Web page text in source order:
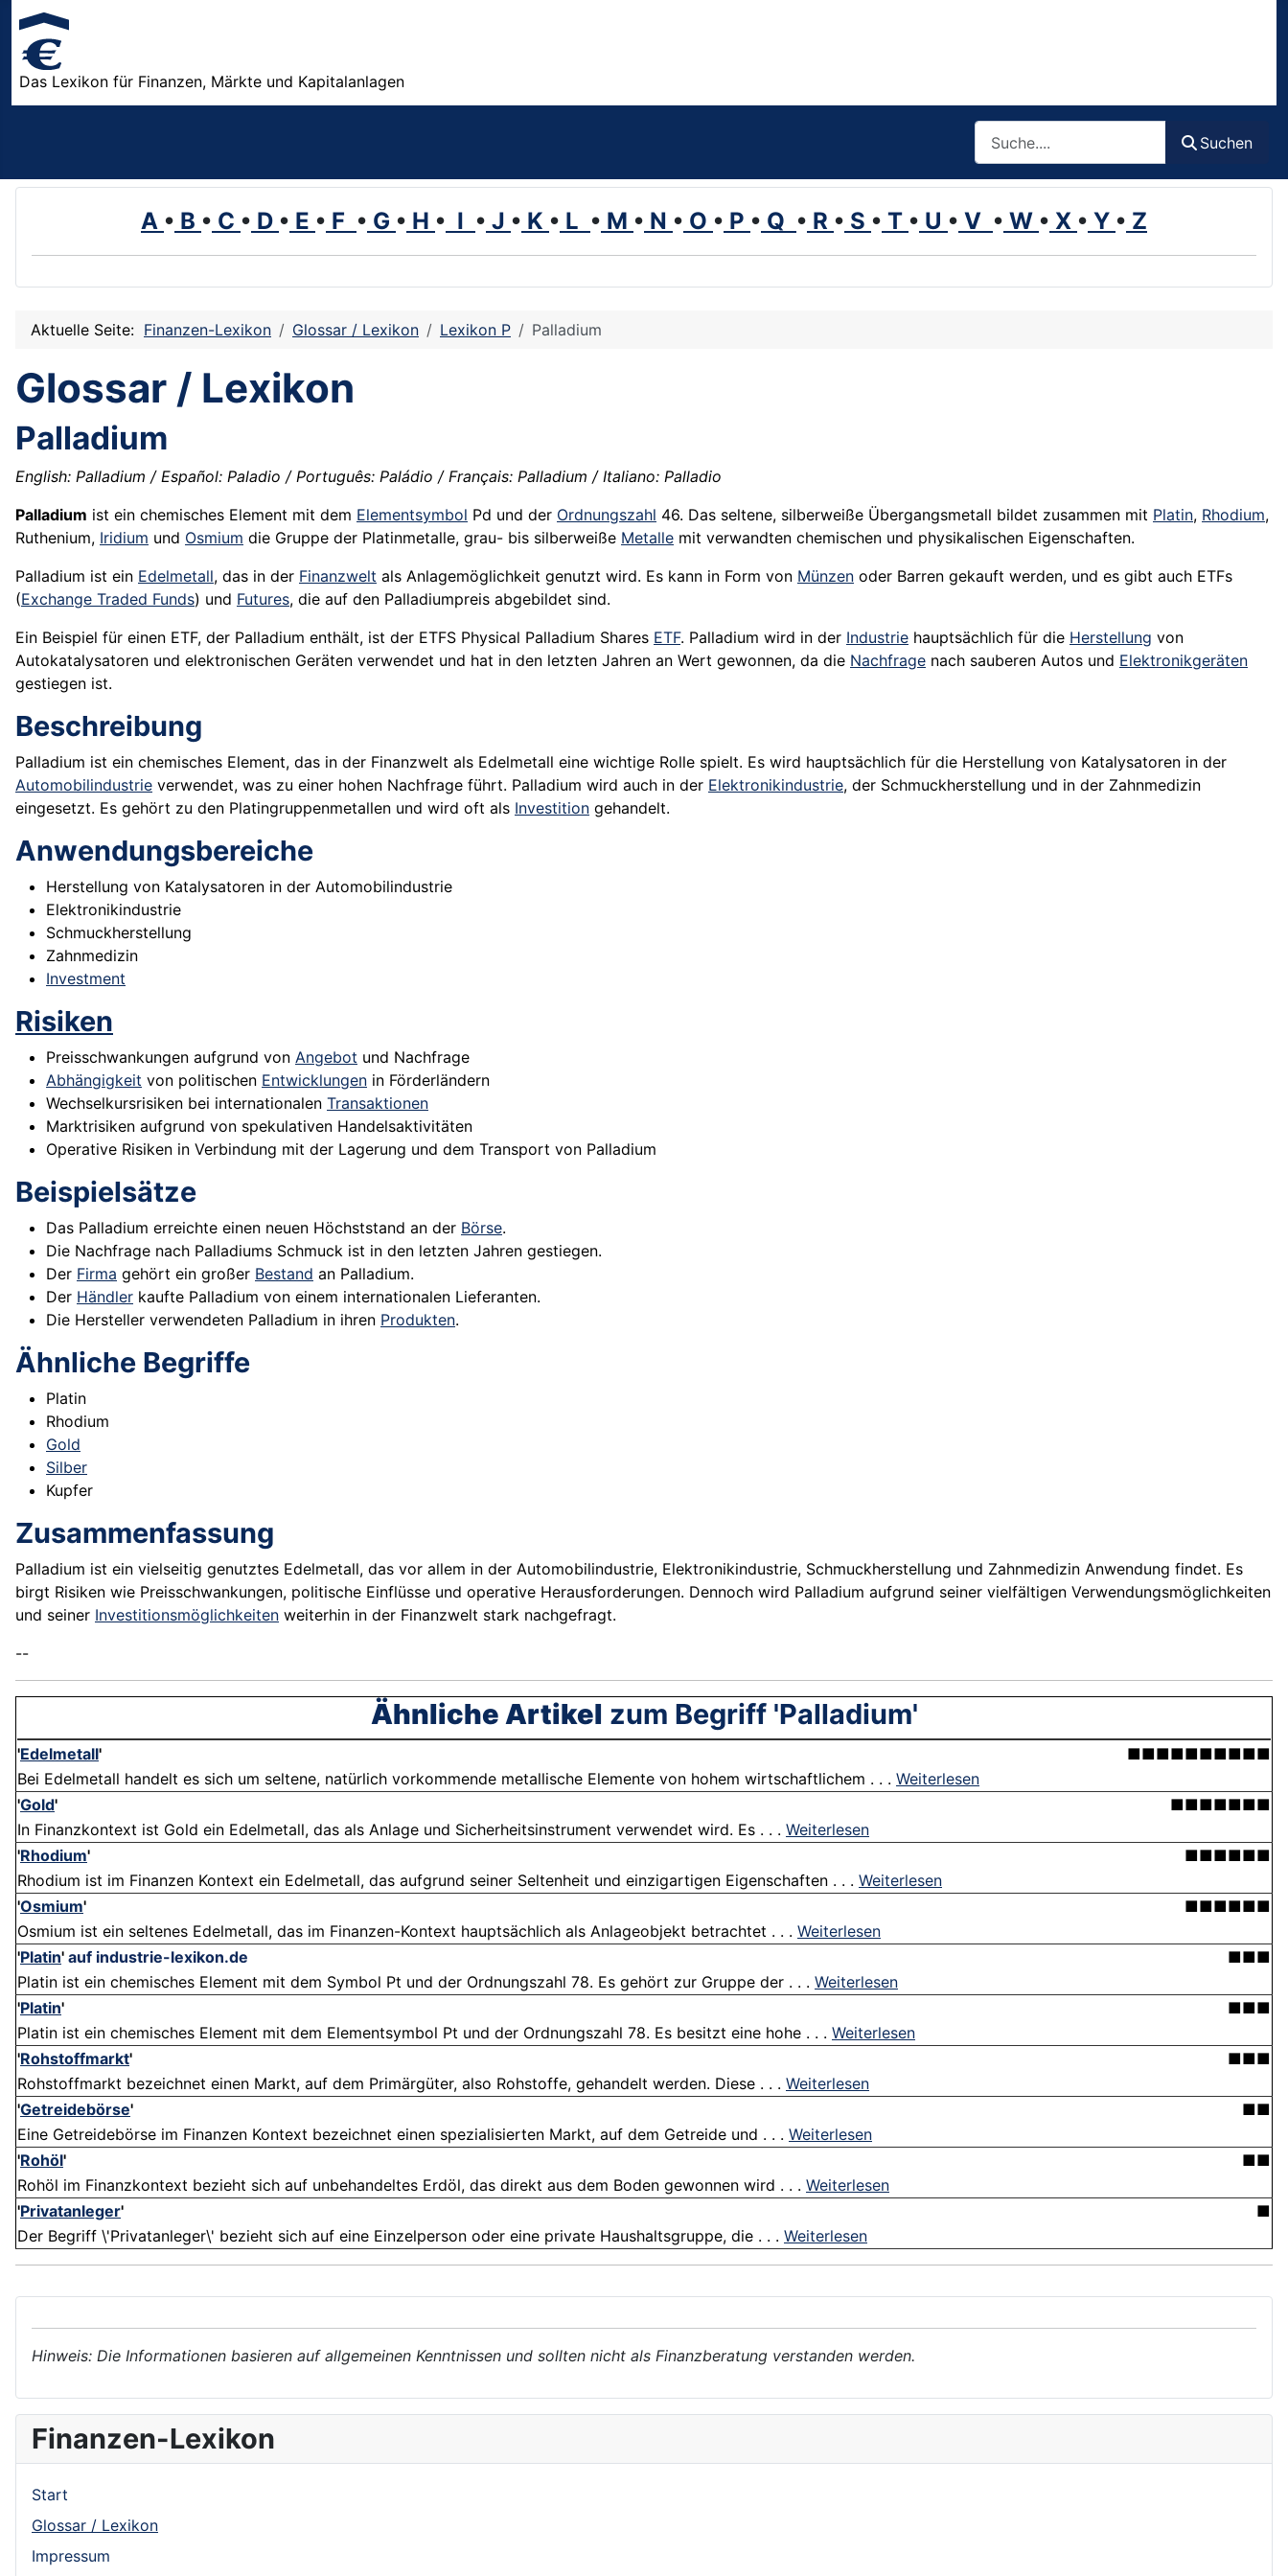
Das Lexikon für Finanzen, Märkte und Kapitalanlagen
Suchen
A • B • C • D • E • F • G • H • I • J • K • L • M • N • O • P • Q • R • S • T • U • V • W • X • Y • Z
Aktuelle Seite: Finanzen-Lexikon Glossar / Lexikon Lexikon P Palladium
Glossar / Lexikon
Palladium
English: Palladium / Español: Paladio / Português: Paládio / Français: Palladium / Italiano: Palladio
Palladium ist ein chemisches Element mit dem Elementsymbol Pd und der Ordnungszahl 46. Das seltene, silberweiße Übergangsmetall bildet zusammen mit Platin, Rhodium,
Ruthenium, Iridium und Osmium die Gruppe der Platinmetalle, grau- bis silberweiße Metalle mit verwandten chemischen und physikalischen Eigenschaften.
Palladium ist ein Edelmetall, das in der Finanzwelt als Anlagemöglichkeit genutzt wird. Es kann in Form von Münzen oder Barren gekauft werden, und es gibt auch ETFs
(Exchange Traded Funds) und Futures, die auf den Palladiumpreis abgebildet sind.
Ein Beispiel für einen ETF, der Palladium enthält, ist der ETFS Physical Palladium Shares ETF. Palladium wird in der Industrie hauptsächlich für die Herstellung von
Autokatalysatoren und elektronischen Geräten verwendet und hat in den letzten Jahren an Wert gewonnen, da die Nachfrage nach sauberen Autos und Elektronikgeräten
gestiegen ist.
Beschreibung
Palladium ist ein chemisches Element, das in der Finanzwelt als Edelmetall eine wichtige Rolle spielt. Es wird hauptsächlich für die Herstellung von Katalysatoren in der
Automobilindustrie verwendet, was zu einer hohen Nachfrage führt. Palladium wird auch in der Elektronikindustrie, der Schmuckherstellung und in der Zahnmedizin
eingesetzt. Es gehört zu den Platingruppenmetallen und wird oft als Investition gehandelt.
Anwendungsbereiche
Herstellung von Katalysatoren in der Automobilindustrie
Elektronikindustrie
Schmuckherstellung
Zahnmedizin
Investment
Risiken
Preisschwankungen aufgrund von Angebot und Nachfrage
Abhängigkeit von politischen Entwicklungen in Förderländern
Wechselkursrisiken bei internationalen Transaktionen
Marktrisiken aufgrund von spekulativen Handelsaktivitäten
Operative Risiken in Verbindung mit der Lagerung und dem Transport von Palladium
Beispielsätze
Das Palladium erreichte einen neuen Höchststand an der Börse.
Die Nachfrage nach Palladiums Schmuck ist in den letzten Jahren gestiegen.
Der Firma gehört ein großer Bestand an Palladium.
Der Händler kaufte Palladium von einem internationalen Lieferanten.
Die Hersteller verwendeten Palladium in ihren Produkten.
Ähnliche Begriffe
Platin
Rhodium
Gold
Silber
Kupfer
Zusammenfassung
Palladium ist ein vielseitig genutztes Edelmetall, das vor allem in der Automobilindustrie, Elektronikindustrie, Schmuckherstellung und Zahnmedizin Anwendung findet. Es
birgt Risiken wie Preisschwankungen, politische Einflüsse und operative Herausforderungen. Dennoch wird Palladium aufgrund seiner vielfältigen Verwendungsmöglichkeiten
und seiner Investitionsmöglichkeiten weiterhin in der Finanzwelt stark nachgefragt.
--
Ähnliche Artikel zum Begriff 'Palladium'
'Edelmetall'
■■■■■■■■■■
Bei Edelmetall handelt es sich um seltene, natürlich vorkommende metallische Elemente von hohem wirtschaftlichem . . . Weiterlesen
'Gold'
■■■■■■■
In Finanzkontext ist Gold ein Edelmetall, das als Anlage und Sicherheitsinstrument verwendet wird. Es . . . Weiterlesen
'Rhodium'
■■■■■■
Rhodium ist im Finanzen Kontext ein Edelmetall, das aufgrund seiner Seltenheit und einzigartigen Eigenschaften . . . Weiterlesen
'Osmium'
■■■■■■
Osmium ist ein seltenes Edelmetall, das im Finanzen-Kontext hauptsächlich als Anlageobjekt betrachtet . . . Weiterlesen
'Platin' auf industrie-lexikon.de
■■■
Platin ist ein chemisches Element mit dem Symbol Pt und der Ordnungszahl 78. Es gehört zur Gruppe der . . . Weiterlesen
'Platin'
■■■
Platin ist ein chemisches Element mit dem Elementsymbol Pt und der Ordnungszahl 78. Es besitzt eine hohe . . . Weiterlesen
'Rohstoffmarkt'
■■■
Rohstoffmarkt bezeichnet einen Markt, auf dem Primärgüter, also Rohstoffe, gehandelt werden. Diese . . . Weiterlesen
'Getreidebörse'
■■
Eine Getreidebörse im Finanzen Kontext bezeichnet einen spezialisierten Markt, auf dem Getreide und . . . Weiterlesen
'Rohöl'
■■
Rohöl im Finanzkontext bezieht sich auf unbehandeltes Erdöl, das direkt aus dem Boden gewonnen wird . . . Weiterlesen
'Privatanleger'
■
Der Begriff \'Privatanleger\' bezieht sich auf eine Einzelperson oder eine private Haushaltsgruppe, die . . . Weiterlesen
Hinweis: Die Informationen basieren auf allgemeinen Kenntnissen und sollten nicht als Finanzberatung verstanden werden.
Finanzen-Lexikon
Start
Glossar / Lexikon
Impressum